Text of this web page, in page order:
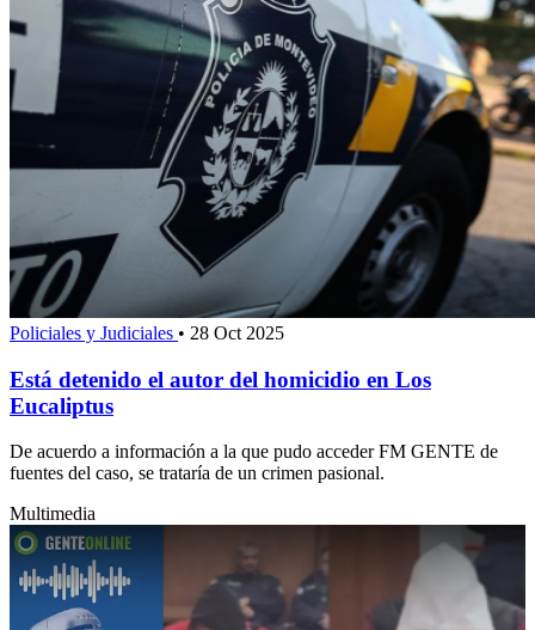
Policiales y Judiciales • 28 Oct 2025
Está detenido el autor del homicidio en Los
Eucaliptus
De acuerdo a información a la que pudo acceder FM GENTE de
fuentes del caso, se trataría de un crimen pasional.
Multimedia